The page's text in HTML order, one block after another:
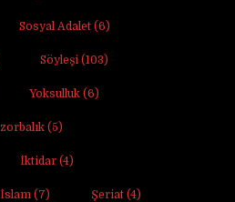
Sosyal Adalet (6)
Söyleşi (103)
Yoksulluk (6)
zorbalık (5)
İktidar (4)
İslam (7) Şeriat (4)